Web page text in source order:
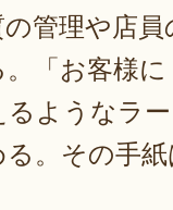
管理や店
「お客様
ようなラ
。その手